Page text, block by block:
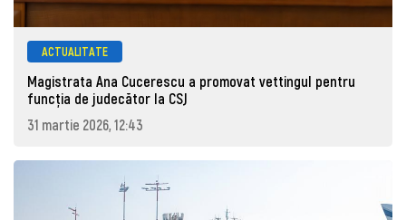
ACTUALITATE
Magistrata Ana Cucerescu a promovat vettingul pentru
funcția de judecător la CSJ
31 martie 2026, 12:43